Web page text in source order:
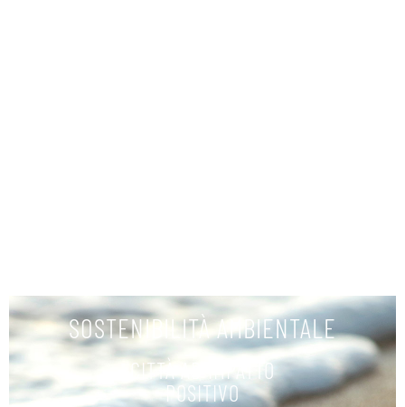
SOSTENIBILITÀ AMBIENTALE
CITTÀ AD IMPATTO
POSITIVO